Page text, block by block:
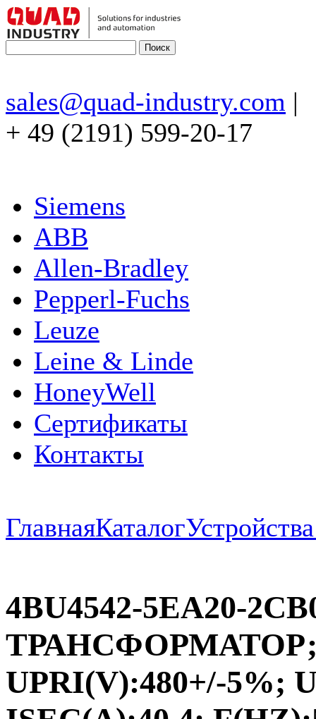
sales@quad-industry.com |
+ 49 (2191) 599-20-17
Siemens
ABB
Allen-Bradley
Pepperl-Fuchs
Leuze
Leine & Linde
HoneyWell
Сертификаты
Контакты
ГлавнаяКаталог
4BU4542-5EA20-
UPRI(V):480+/-5%;